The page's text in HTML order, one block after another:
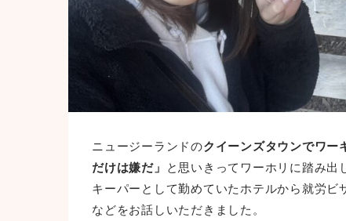
ニュージーランドのクイーンズタウンでワー
だけは嫌だ」
と思いきってワーホリに踏み
キーパーとして勤めていたホテルから就労ビ
などをお話しいただきました。